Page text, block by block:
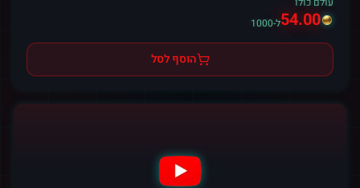
54.00ל-1000
הוסף לסל